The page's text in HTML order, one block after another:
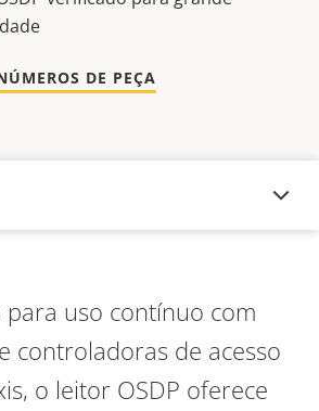
DE PEÇA
para uso contínuo com
controladoras de acesso
o leitor OSDP oferece